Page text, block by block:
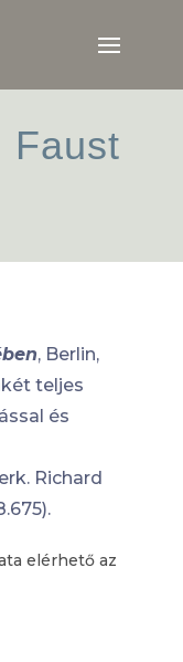
Faust
, Berlin,
teljes
és
Richard
elérhető az